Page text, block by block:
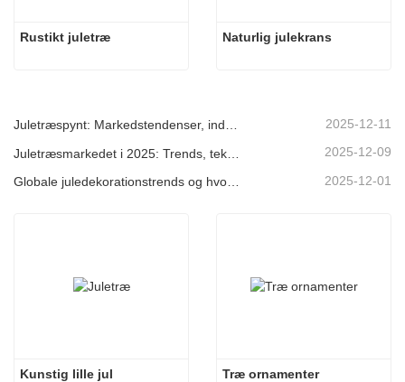
Rustikt juletræ Naturlig julekrans
Juletræspynt: Markedstendenser, indsigt i forsyningskæden og indkøbsguide 2025 2025-12-11
2025-12-09
2025-12-01
Kunstig lille jul Træ ornamenter